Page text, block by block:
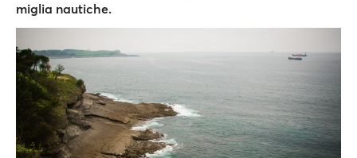
miglia nautiche.